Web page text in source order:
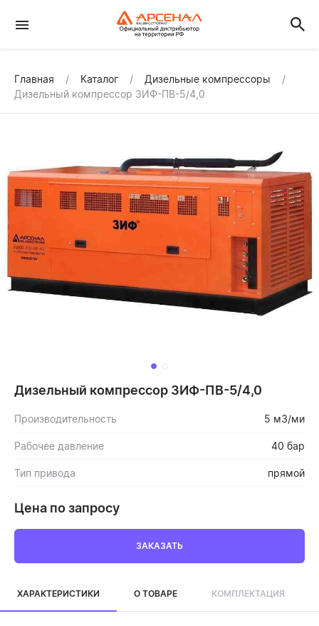
Главная Каталог
Дизельные компрессоры
Дизельный компрессор ЗИФ-ПВ-5/4,0
Дизельный компрессор ЗИФ-ПВ-5/4,0
Производительность 5 м3/ми
Рабочее давление 40 бар
Тип привода прямой
Цена по запросу
ЗАКАЗАТЬ
ХАРАКТЕРИСТИКИ О ТОВАРЕ КОМПЛЕКТАЦИЯ